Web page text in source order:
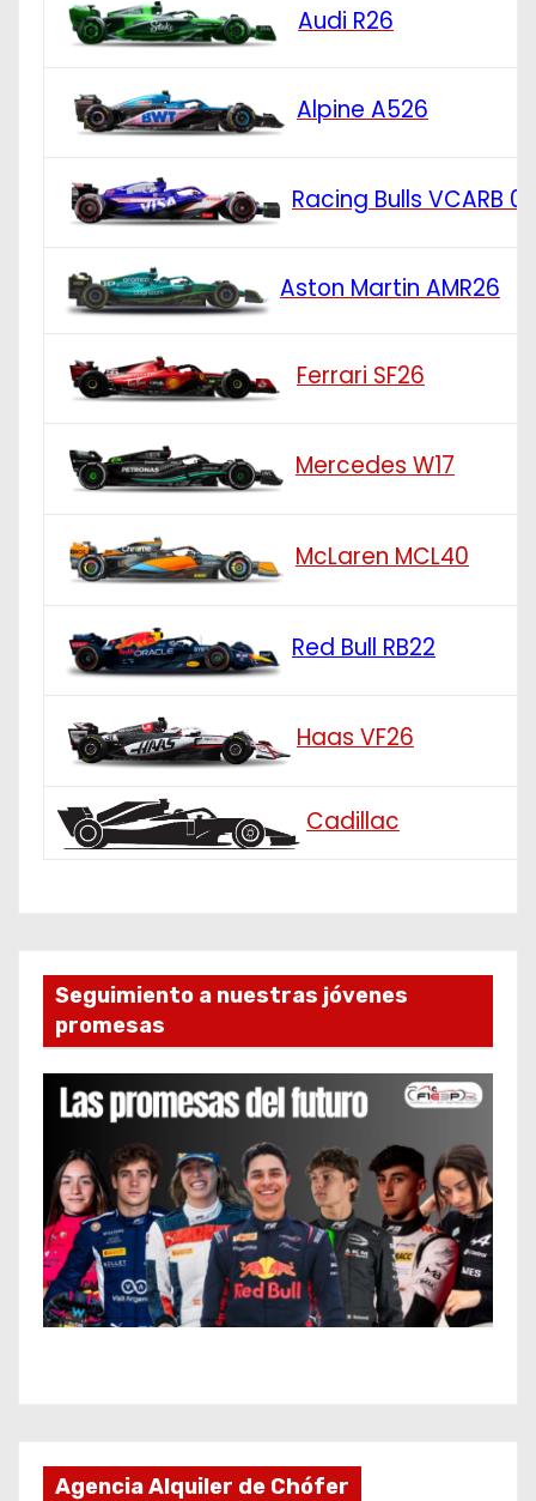
Audi R26
Alpine A526
Racing Bulls VCARB 03
Aston Martin AMR26
Ferrari SF26
Mercedes W17
McLaren MCL40
Red Bull RB22
Haas VF26
Cadillac
Seguimiento a nuestras jóvenes
promesas
Agencia Alquiler de Chófer